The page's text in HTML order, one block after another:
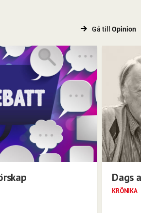
Gå till Opinion
Dags
KRÖNIKA